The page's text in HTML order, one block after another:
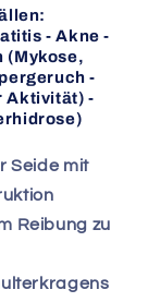
- Akne -
(Mykose,
-
Aktivität) -
Seide mit
Reibung zu